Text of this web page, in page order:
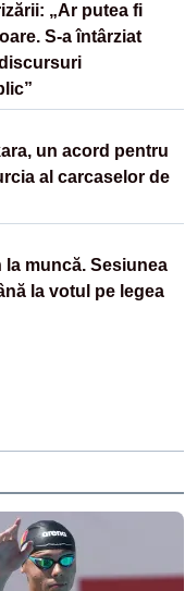
„Ar putea fi
S-a întârziat
un acord pentru
al carcaselor de
muncă. Sesiunea
la votul pe legea